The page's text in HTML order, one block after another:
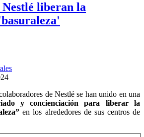
liberan la
de Nestlé se han unido en una
y concienciación para liberar la
en los alrededores de sus centros de